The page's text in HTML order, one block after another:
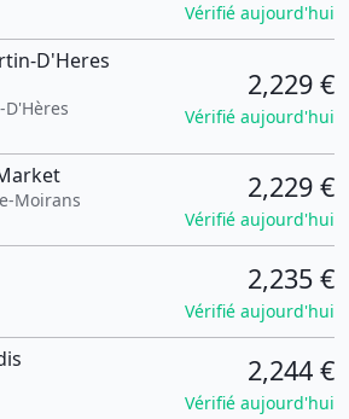
Vérifié aujourd'hui
D'Heres
2,229 €
Vérifié aujourd'hui
Moirans
2,229 €
Vérifié aujourd'hui
2,235 €
Vérifié aujourd'hui
2,244 €
Vérifié aujourd'hui